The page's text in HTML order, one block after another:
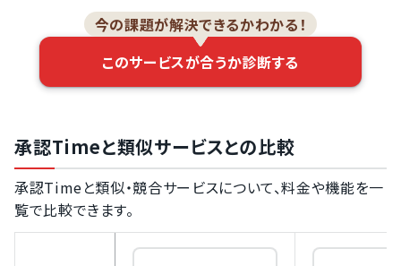
今の課題が解決できるかわかる！
このサービスが合うか診断する
承認Timeと類似サービスとの比較
承認Timeと類似・競合サービスについて、料金や機能を一
覧で比較できます。